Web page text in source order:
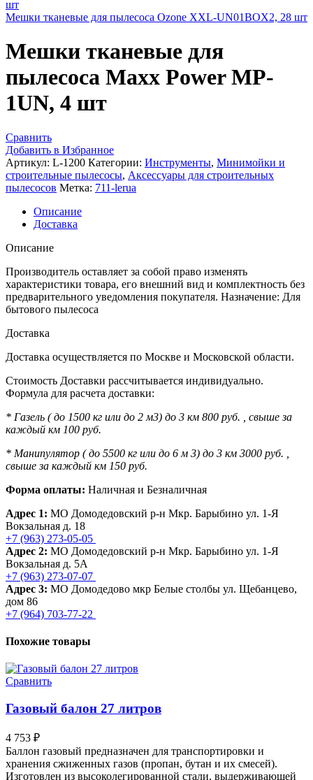
Мешки тканевые для пылесоса Ozone XXL-UN01BOX2, 28 шт
Мешки тканевые для
пылесоса Maxx Power MP-
1UN, 4 шт
Сравнить
Добавить в Избранное
Артикул: L-1200 Категории: Инструменты, Минимойки и
строительные пылесосы, Аксессуары для строительных
пылесосов Метка: 711-lerua
Описание
Доставка
Описание
Производитель оставляет за собой право изменять
характеристики товара, его внешний вид и комплектность без
предварительного уведомления покупателя. Назначение: Для
бытового пылесоса
Доставка
Доставка осуществляется по Москве и Московской области.
Стоимость Доставки рассчитывается индивидуально.
Формула для расчета доставки:
* Газель ( до 1500 кг или до 2 м3) до 3 км 800 руб. , свыше за
каждый км 100 руб.
* Манипулятор ( до 5500 кг или до 6 м 3) до 3 км 3000 руб. ,
свыше за каждый км 150 руб.
Форма оплаты: Наличная и Безналичная
Адрес 1: МО Домодедовский р-н Мкр. Барыбино ул. 1-Я
Вокзальная д. 18
+7 (963) 273-05-05
Адрес 2: МО Домодедовский р-н Мкр. Барыбино ул. 1-Я
Вокзальная д. 5А
+7 (963) 273-07-07
Адрес 3: МО Домодедово мкр Белые столбы ул. Щебанцево,
дом 86
+7 (964) 703-77-22
Похожие товары
Сравнить
Газовый балон 27 литров
4 753 ₽
Баллон газовый предназначен для транспортировки и
хранения сжиженных газов (пропан, бутан и их смесей).
Изготовлен из высоколегированной стали, выдерживающей